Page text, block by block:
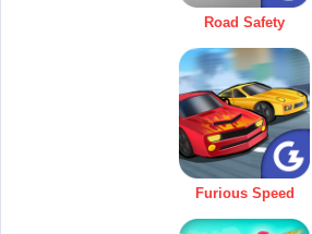
Road Safety
Furious Speed